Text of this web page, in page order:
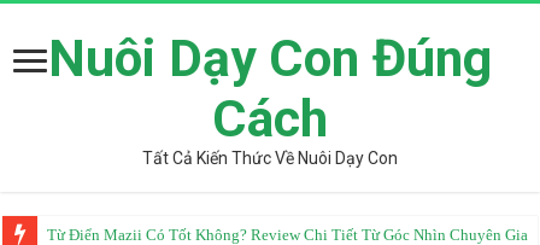
Nuôi Dạy Con Đúng
Cách
Tất Cả Kiến Thức Về Nuôi Dạy Con
Từ Điển Mazii Có Tốt Không? Review Chi Tiết Từ Góc Nhìn Chuyên Gia